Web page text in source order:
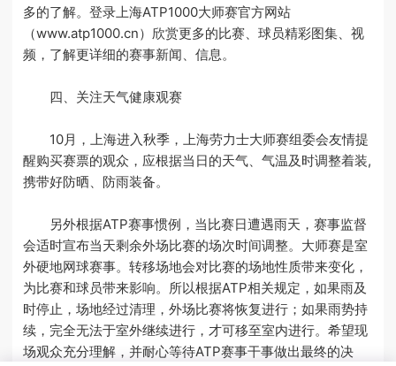
多的了解。登录上海ATP1000大师赛官方网站
（www.atp1000.cn）欣赏更多的比赛、球员精彩图集、视
频，了解更详细的赛事新闻、信息。
四、关注天气健康观赛
10月，上海进入秋季，上海劳力士大师赛组委会友情提
醒购买赛票的观众，应根据当日的天气、气温及时调整着装,
携带好防晒、防雨装备。
另外根据ATP赛事惯例，当比赛日遭遇雨天，赛事监督
会适时宣布当天剩余外场比赛的场次时间调整。大师赛是室
外硬地网球赛事。转移场地会对比赛的场地性质带来变化，
为比赛和球员带来影响。所以根据ATP相关规定，如果雨及
时停止，场地经过清理，外场比赛将恢复进行；如果雨势持
续，完全无法于室外继续进行，才可移至室内进行。希望现
场观众充分理解，并耐心等待ATP赛事干事做出最终的决